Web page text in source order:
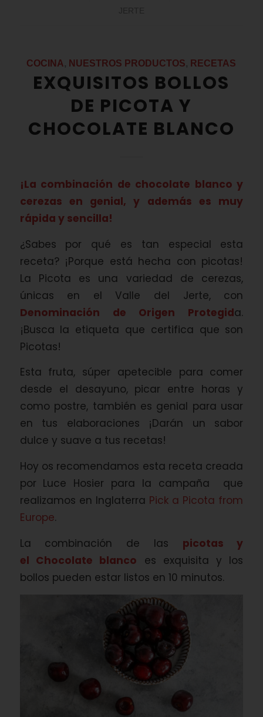
COCINA NUESTROS PRODUCTOS RECETAS
EXQUISITOS BOLLOS
DE PICOTA Y
CHOCOLATE BLANCO
¡La combinación de chocolate blanco y
cerezas en genial, y además es muy
rápida y sencilla!
¿Sabes por qué es tan especial esta
receta? ¡Porque está hecha con picotas!
La Picota es una variedad de cerezas,
únicas en el Valle del Jerte, con
Denominación de Origen Protegida.
¡Busca la etiqueta que certifica que son
Picotas!
Esta fruta, súper apetecible para comer
desde el desayuno, picar entre horas y
como postre, también es genial para usar
en tus elaboraciones ¡Darán un sabor
dulce y suave a tus recetas!
Hoy os recomendamos esta receta creada
por Luce Hosier para la campaña que
realizamos en Inglaterra Pick a Picota from
Europe.
La combinación de las picotas y
el Chocolate blanco es exquisita y los
bollos pueden estar listos en 10 minutos.